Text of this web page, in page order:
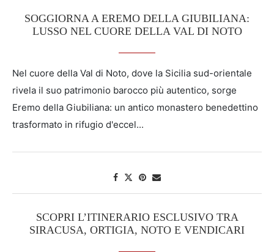
SOGGIORNA A EREMO DELLA GIUBILIANA:
LUSSO NEL CUORE DELLA VAL DI NOTO
Nel cuore della Val di Noto, dove la Sicilia sud-orientale
rivela il suo patrimonio barocco più autentico, sorge
Eremo della Giubiliana: un antico monastero benedettino
trasformato in rifugio d'eccel...
SCOPRI L’ITINERARIO ESCLUSIVO TRA
SIRACUSA, ORTIGIA, NOTO E VENDICARI